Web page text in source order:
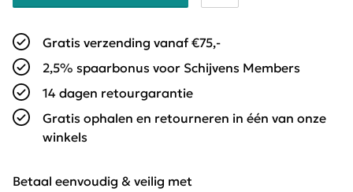
Gratis verzending vanaf €75,-
2,5% spaarbonus voor Schijvens Members
14 dagen retourgarantie
Gratis ophalen en retourneren in één van onze
winkels
Betaal eenvoudig & veilig met